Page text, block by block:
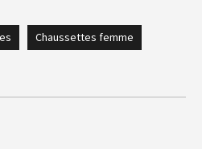
Chaussettes femme